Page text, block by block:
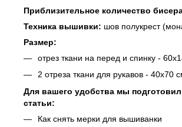
Приблизительное количество
Техника вышивки: шов полукрест
Размер:
отрез ткани на перед и спинку -
2 отреза ткани для рукавов - 40х70
Для вашего удобства мы
статьи:
Как снять мерки для вышиванки